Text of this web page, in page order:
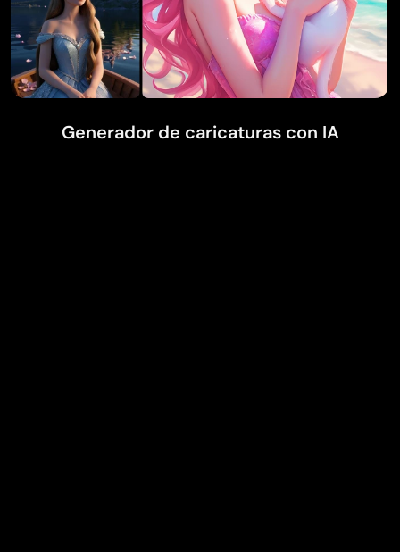
Generador de caricaturas con IA